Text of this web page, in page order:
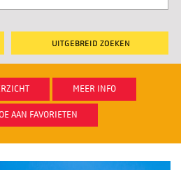
UITGEBREID ZOEKEN
MEER INFO
AAN FAVORIETEN